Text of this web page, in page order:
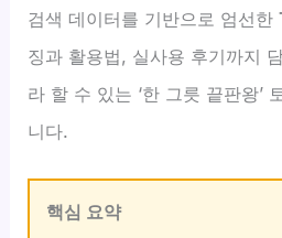
검색 데이터를 기반으로 엄선한
징과 활용법, 실사용 후기까지
라 할 수 있는 ‘한 그릇 끝판왕’
니다.
핵심 요약